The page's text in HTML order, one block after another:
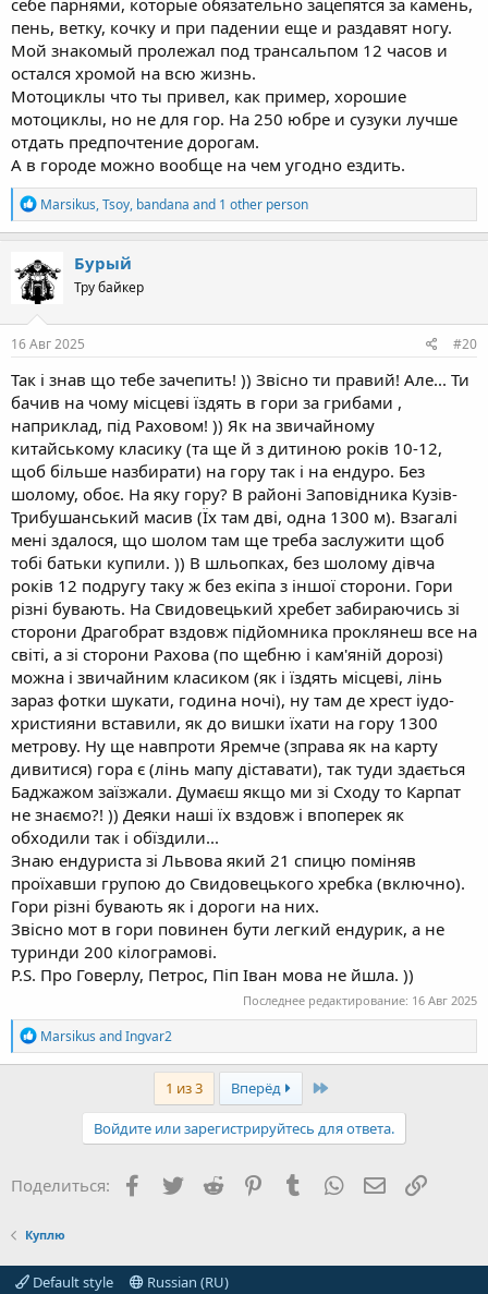
себе парнями, которые обязательно зацепятся за камень,
пень, ветку, кочку и при падении еще и раздавят ногу.
Мой знакомый пролежал под трансальпом 12 часов и
остался хромой на всю жизнь.
Мотоциклы что ты привел, как пример, хорошие
мотоциклы, но не для гор. На 250 юбре и сузуки лучше
отдать предпочтение дорогам.
А в городе можно вообще на чем угодно ездить.
R
e
a
t
i
o
n
s
Marsikus,Tsoy, bandana and 1 other person
Бурый
Тру байкер
16 Авг 2025 #20
Так і знав що тебе зачепить! )) Звісно ти правий! Але... Ти
бачив на чому місцеві їздять в гори за грибами ,
наприклад, під Раховом! )) Як на звичайному
китайському класику (та ще й з дитиною років 10-12,
щоб більше назбирати) на гору так і на ендуро. Без
шолому, обоє. На яку гору? В районі Заповідника Кузів-
Трибушанський масив (Їх там дві, одна 1300 м). Взагалі
мені здалося, що шолом там ще треба заслужити щоб
тобі батьки купили. )) В шльопках, без шолому дівча
років 12 подругу таку ж без екіпа з іншої сторони. Гори
різні бувають. На Свидовецький хребет забираючись зі
сторони Драгобрат вздовж підйомника проклянеш все на
світі, а зі сторони Рахова (по щебню і кам'яній дорозі)
можна і звичайним класиком (як і їздять місцеві, лінь
зараз фотки шукати, година ночі), ну там де хрест іудо-
християни вставили, як до вишки їхати на гору 1300
метрову. Ну ще навпроти Яремче (зправа як на карту
дивитися) гора є (лінь мапу діставати), так туди здається
Баджажом заїзжали. Думаєш якщо ми зі Сходу то Карпат
не знаємо?! )) Деяки наші їх вздовж і впоперек як
обходили так і обїздили...
Знаю ендуриста зі Львова який 21 спицю поміняв
проїхавши групою до Свидовецького хребка (включно).
Гори різні бувають як і дороги на них.
Звісно мот в гори повинен бути легкий ендурик, а не
туринди 200 кілограмові.
P.S. Про Говерлу, Петрос, Піп Іван мова не йшла. ))
Последнее редактирование: 16 Авг 2025
R
e
a
:
Marsikus andIngvar2
1 из 3 Вперёд Last
Войдите или зарегистрируйтесь для ответа.
Поделиться: Facebook
TwitterReddit PinterestTumblr WhatsApp Ссылка
Куплю
Default style Russian (RU)